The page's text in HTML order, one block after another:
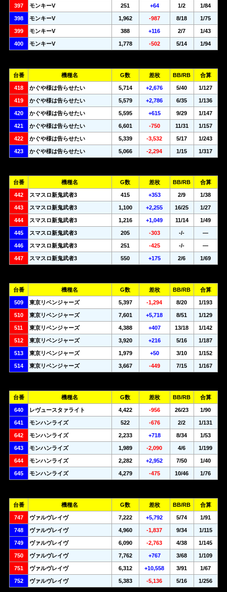
397 モンキーV 251 +64 1/2 1/84
398 モンキーV 1,962 -987 8/18 1/75
399 モンキーV 388 +116 2/7 1/43
400 モンキーV 1,778 -502 5/14 1/94
台番 機種名 G数 差枚 BB/RB 合算
418 かぐや様は告らせたい 5,714 +2,676 5/40 1/127
419 かぐや様は告らせたい 5,579 +2,786 6/35 1/136
420 かぐや様は告らせたい 5,595 +615 9/29 1/147
421 かぐや様は告らせたい 6,601 -750 11/31 1/157
422 かぐや様は告らせたい 5,339 -3,532 5/17 1/243
423 かぐや様は告らせたい 5,066 -2,294 1/15 1/317
台番 機種名 G数 差枚 BB/RB 合算
442 スマスロ新鬼武者3 415 +353 2/9 1/38
443 スマスロ新鬼武者3 1,100 +2,255 16/25 1/27
444 スマスロ新鬼武者3 1,216 +1,049 11/14 1/49
445 スマスロ新鬼武者3 205 -303 -/- —
446 スマスロ新鬼武者3 251 -425 -/- —
447 スマスロ新鬼武者3 550 +175 2/6 1/69
台番 機種名 G数 差枚 BB/RB 合算
509 東京リベンジャーズ 5,397 -1,294 8/20 1/193
510 東京リベンジャーズ 7,601 +5,718 8/51 1/129
511 東京リベンジャーズ 4,388 +407 13/18 1/142
512 東京リベンジャーズ 3,920 +216 5/16 1/187
513 東京リベンジャーズ 1,979 +50 3/10 1/152
514 東京リベンジャーズ 3,667 -449 7/15 1/167
台番 機種名 G数 差枚 BB/RB 合算
640 レヴュースタァライト 4,422 -956 26/23 1/90
641 モンハンライズ 522 -676 2/2 1/131
642 モンハンライズ 2,233 +718 8/34 1/53
643 モンハンライズ 1,989 -2,090 4/6 1/199
644 モンハンライズ 2,282 +2,952 7/50 1/40
645 モンハンライズ 4,279 -475 10/46 1/76
台番 機種名 G数 差枚 BB/RB 合算
747 ヴァルヴレイヴ 7,222 +5,792 5/74 1/91
748 ヴァルヴレイヴ 4,960 -1,837 9/34 1/115
749 ヴァルヴレイヴ 6,090 -2,763 4/38 1/145
750 ヴァルヴレイヴ 7,762 +767 3/68 1/109
751 ヴァルヴレイヴ 6,312 +10,558 3/91 1/67
752 ヴァルヴレイヴ 5,383 -5,136 5/16 1/256